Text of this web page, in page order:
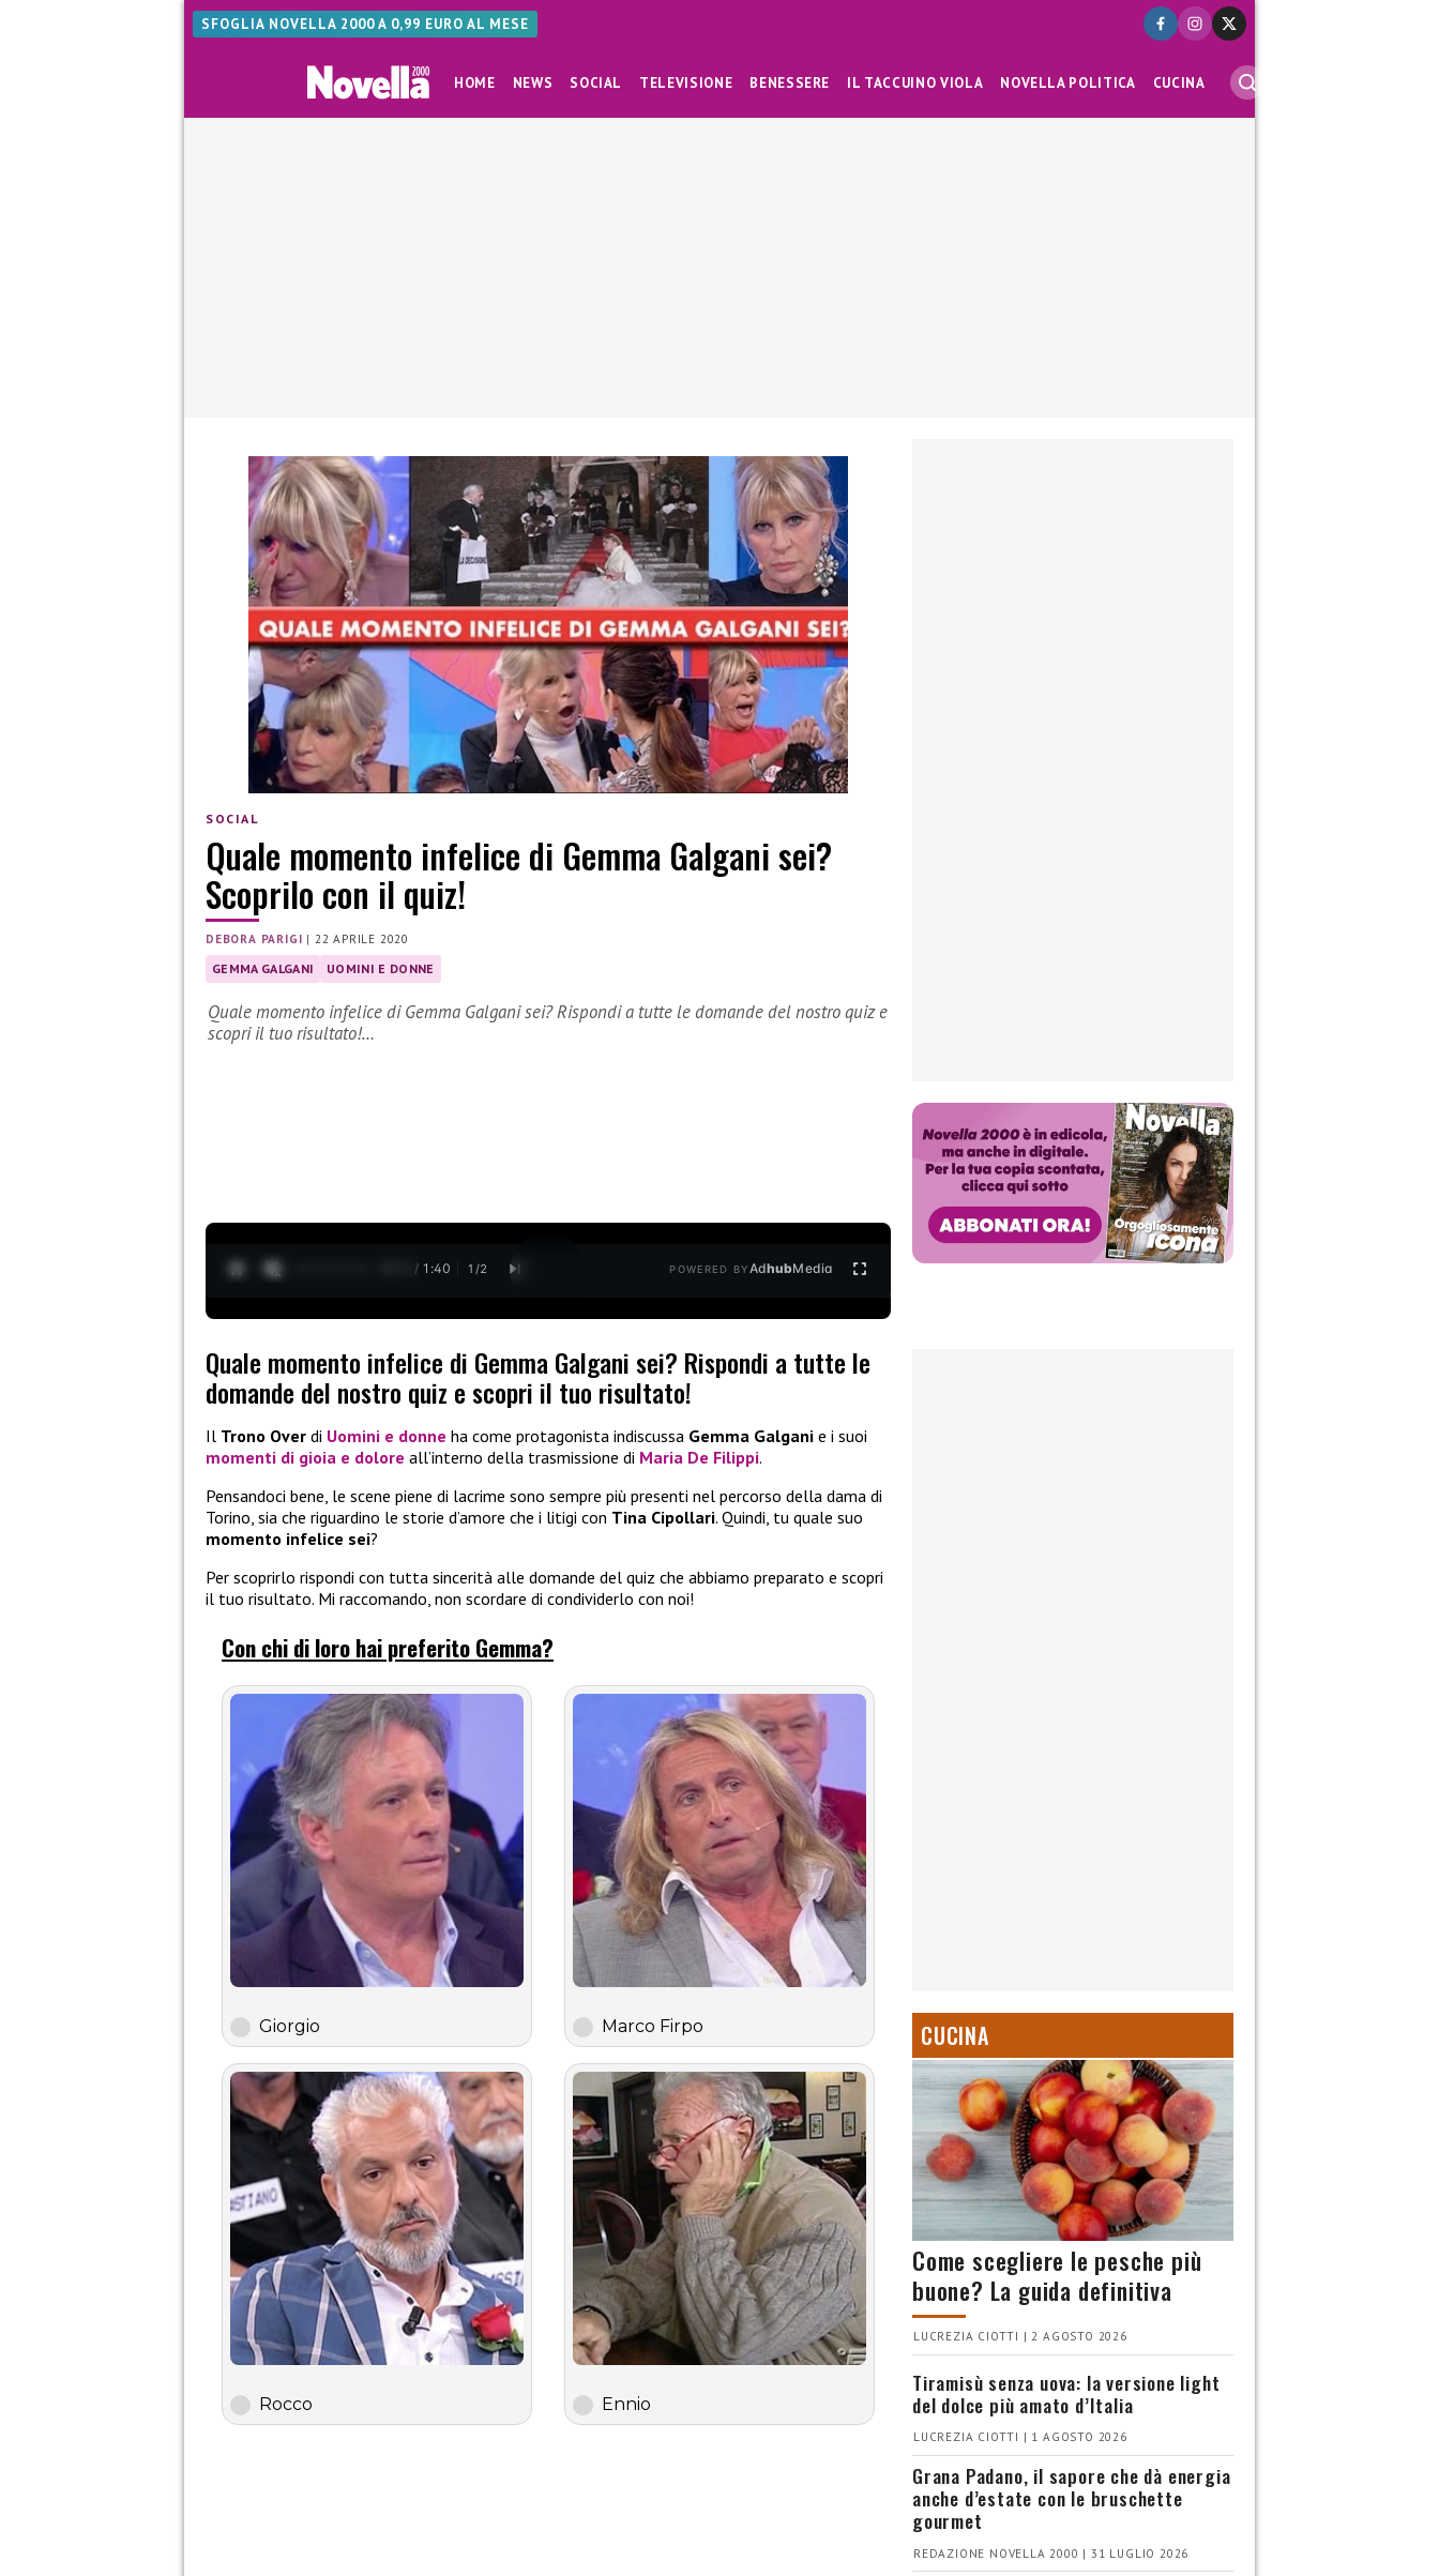
SFOGLIA NOVELLA 2000 A 0,99 EURO AL MESE
HOME NEWS SOCIAL TELEVISIONE BENESSERE IL TACCUINO VIOLA NOVELLA POLITICA CUCINA
SOCIAL
Quale momento infelice di Gemma Galgani sei?
Scoprilo con il quiz!
DEBORA PARIGI | 22 APRILE 2020
GEMMA GALGANI UOMINI E DONNE
Quale momento infelice di Gemma Galgani sei? Rispondi a tutte le domande del nostro quiz e
scopri il tuo risultato!…
0:12 / 1:40 1 /2 POWERED BYAdhubMedia
Quale momento infelice di Gemma Galgani sei? Rispondi a tutte le
domande del nostro quiz e scopri il tuo risultato!
Il Trono Over di Uomini e donne ha come protagonista indiscussa Gemma Galgani e i suoi
momenti di gioia e dolore all’interno della trasmissione di Maria De Filippi.
Pensandoci bene, le scene piene di lacrime sono sempre più presenti nel percorso della dama di
Torino, sia che riguardino le storie d’amore che i litigi con Tina Cipollari. Quindi, tu quale suo
momento infelice sei?
Per scoprirlo rispondi con tutta sincerità alle domande del quiz che abbiamo preparato e scopri
il tuo risultato. Mi raccomando, non scordare di condividerlo con noi!
Con chi di loro hai preferito Gemma?
Giorgio Marco Firpo
Rocco Ennio
CUCINA
Come scegliere le pesche più
buone? La guida definitiva
LUCREZIA CIOTTI | 2 AGOSTO 2026
Tiramisù senza uova: la versione light
del dolce più amato d’Italia
LUCREZIA CIOTTI | 1 AGOSTO 2026
Grana Padano, il sapore che dà energia
anche d’estate con le bruschette
gourmet
REDAZIONE NOVELLA 2000 | 31 LUGLIO 2026